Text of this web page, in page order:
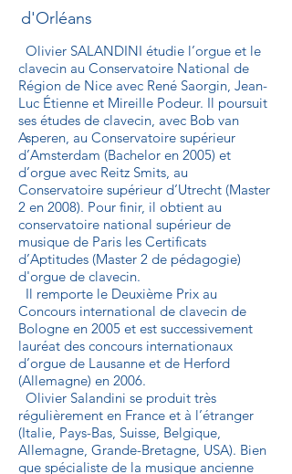
d'Orléans
Olivier SALANDINI étudie l’orgue et le
clavecin au Conservatoire National de
Région de Nice avec René Saorgin, Jean-
Luc Étienne et Mireille Podeur. Il poursuit
ses études de clavecin, avec Bob van
Asperen, au Conservatoire supérieur
d’Amsterdam (Bachelor en 2005) et
d’orgue avec Reitz Smits, au
Conservatoire supérieur d’Utrecht (Master
2 en 2008). Pour finir, il obtient au
conservatoire national supérieur de
musique de Paris les Certificats
d’Aptitudes (Master 2 de pédagogie)
d'orgue de clavecin.
Il remporte le Deuxième Prix au
Concours international de clavecin de
Bologne en 2005 et est successivement
lauréat des concours internationaux
d’orgue de Lausanne et de Herford
(Allemagne) en 2006.
Olivier Salandini se produit très
régulièrement en France et à l’étranger
(Italie, Pays-Bas, Suisse, Belgique,
Allemagne, Grande-Bretagne, USA). Bien
que spécialiste de la musique ancienne